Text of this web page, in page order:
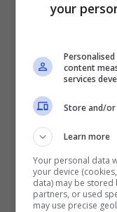
vie limitrofe
insieme alla
La prima
dell’elezione,
aspettare
l’elezione del
Chiesa. Il
your
content
services
Store and/
Learn more
Your personal data
your device
data) may be stored
partners, or used
may use precise